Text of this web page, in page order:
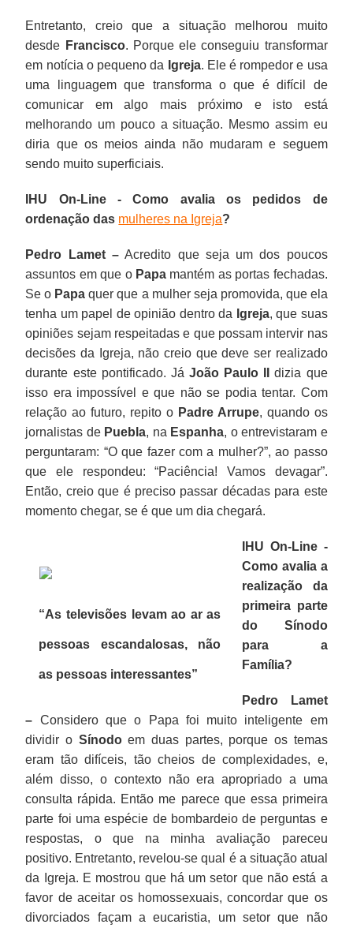
Entretanto, creio que a situação melhorou muito
desde Francisco. Porque ele conseguiu transformar
em notícia o pequeno da Igreja. Ele é rompedor e usa
uma linguagem que transforma o que é difícil de
comunicar em algo mais próximo e isto está
melhorando um pouco a situação. Mesmo assim eu
diria que os meios ainda não mudaram e seguem
sendo muito superficiais.
IHU On-Line - Como avalia os pedidos de
ordenação das mulheres na Igreja?
Pedro Lamet –Acredito que seja um dos poucos
assuntos em que o Papa mantém as portas fechadas.
Se o Papa quer que a mulher seja promovida, que ela
tenha um papel de opinião dentro da Igreja, que suas
opiniões sejam respeitadas e que possam intervir nas
decisões da Igreja, não creio que deve ser realizado
durante este pontificado. Já João Paulo II
dizia que
isso era impossível e que não se podia tentar. Com
relação ao futuro, repito o Padre Arrupe, quando os
jornalistas dePuebla, na Espanha, o entrevistaram e
perguntaram: “O que fazer com a mulher?”, ao passo
que ele respondeu: “Paciência! Vamos devagar”.
Então, creio que é preciso passar décadas para este
momento chegar, se é que um dia chegará.
“As televisões levam ao ar as
pessoas escandalosas, não
as pessoas interessantes”
IHU On-Line -
Como avalia a
realização da
primeira parte
do Sínodo
para a
Família?
Pedro Lamet
– Considero que o Papa foi muito inteligente em
dividir o Sínodoem duas partes, porque os temas
eram tão difíceis, tão cheios de complexidades, e,
além disso, o contexto não era apropriado a uma
consulta rápida. Então me parece que essa primeira
parte foi uma espécie de bombardeio de perguntas e
respostas, o que na minha avaliação pareceu
positivo. Entretanto, revelou-se qual é a situação atual
da Igreja. E mostrou que há um setor que não está a
favor de aceitar os homossexuais, concordar que os
divorciados façam a eucaristia, um setor que não